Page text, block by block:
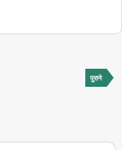
पुराने